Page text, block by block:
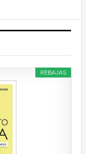
REBAJAS